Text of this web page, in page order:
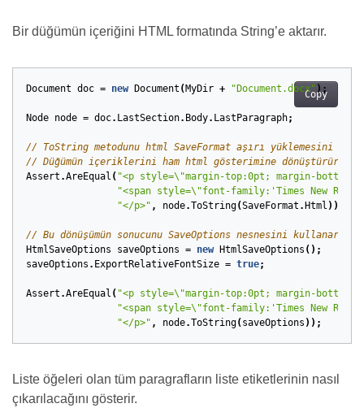
Bir düğümün içeriğini HTML formatında String’e aktarır.
Copy
Document doc = new Document ( MyDir + "Document.docx" );
Node node = doc. LastSection. Body. LastParagraph;
// ToString metodunu html SaveFormat aşırı yüklemesini
// Düğümün içeriklerini ham html gösterimine dönüştürür.
Assert .AreEqual ( "<p style=\"margin-top:0pt; margin-
"<span style=\"font-family:'Times New
"</p>" , node.ToString(SaveFormat . Html ));
// Bu dönüşümün sonucunu SaveOptions nesnesini
HtmlSaveOptions
saveOptions = new HtmlSaveOptions ();
saveOptions . ExportRelativeFontSize = true;
Assert .AreEqual ( "<p style=\"margin-top:0pt; margin-
"<span style=\"font-family:'Times New
"</p>" , node.ToString( saveOptions ));
Liste öğeleri olan tüm paragrafların liste etiketlerinin nasıl
çıkarılacağını gösterir.